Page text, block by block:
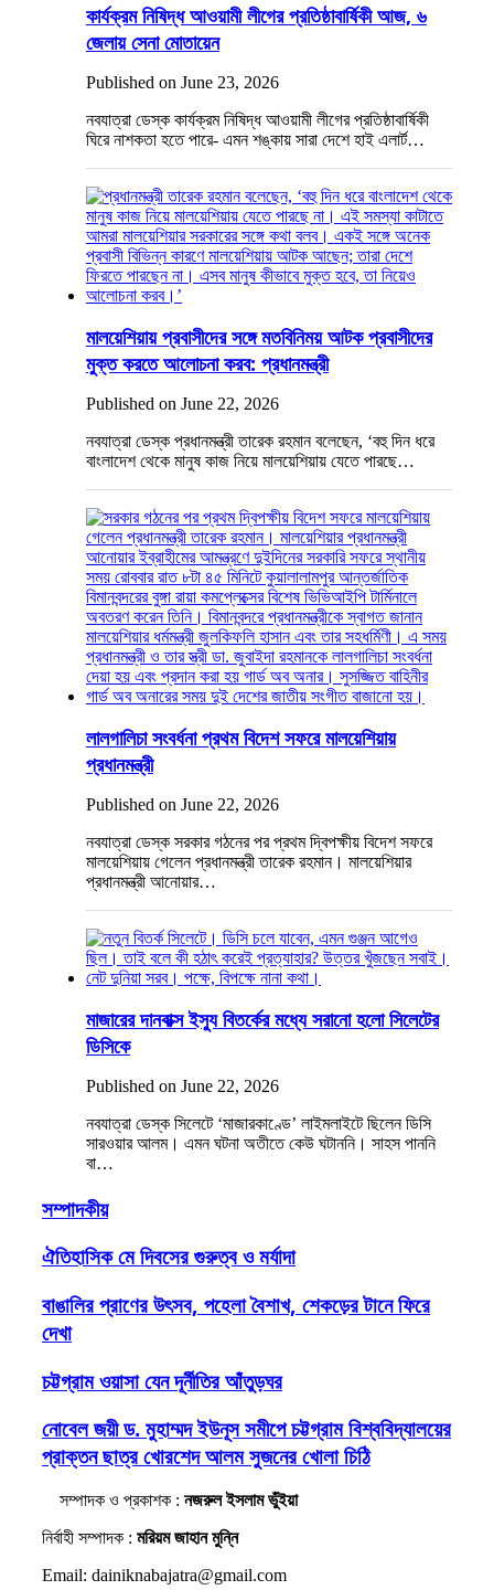
কার্যক্রম নিষিদ্ধ আওয়ামী লীগের প্রতিষ্ঠাবার্ষিকী আজ, ৬
জেলায় সেনা মোতায়েন
Published on June 23, 2026
নবযাত্রা ডেস্ক কার্যক্রম নিষিদ্ধ আওয়ামী লীগের প্রতিষ্ঠাবার্ষিকী
ঘিরে নাশকতা হতে পারে- এমন শঙ্কায় সারা দেশে হাই এলার্ট…
মালয়েশিয়ায় প্রবাসীদের সঙ্গে মতবিনিময় আটক প্রবাসীদের
মুক্ত করতে আলোচনা করব: প্রধানমন্ত্রী
Published on June 22, 2026
নবযাত্রা ডেস্ক প্রধানমন্ত্রী তারেক রহমান বলেছেন, ‘বহু দিন ধরে
বাংলাদেশ থেকে মানুষ কাজ নিয়ে মালয়েশিয়ায় যেতে পারছে…
লালগালিচা সংবর্ধনা প্রথম বিদেশ সফরে মালয়েশিয়ায়
প্রধানমন্ত্রী
Published on June 22, 2026
নবযাত্রা ডেস্ক সরকার গঠনের পর প্রথম দ্বিপক্ষীয় বিদেশ সফরে
মালয়েশিয়ায় গেলেন প্রধানমন্ত্রী তারেক রহমান। মালয়েশিয়ার
প্রধানমন্ত্রী আনোয়ার…
মাজারের দানবাক্স ইস্যু বিতর্কের মধ্যে সরানো হলো সিলেটের
ডিসিকে
Published on June 22, 2026
নবযাত্রা ডেস্ক সিলেটে ‘মাজারকাণ্ডে’ লাইমলাইটে ছিলেন ডিসি
সারওয়ার আলম। এমন ঘটনা অতীতে কেউ ঘটাননি। সাহস পাননি
বা…
সম্পাদকীয়
ঐতিহাসিক মে দিবসের গুরুত্ব ও মর্যাদা
বাঙালির প্রাণের উৎসব, পহেলা বৈশাখ, শেকড়ের টানে ফিরে
দেখা
চট্টগ্রাম ওয়াসা যেন দূর্নীতির আঁতুড়ঘর
নোবেল জয়ী ড. মুহাম্মদ ইউনূস সমীপে চট্টগ্রাম বিশ্ববিদ্যালয়ের
প্রাক্তন ছাত্র খোরশেদ আলম সুজনের খোলা চিঠি
সম্পাদক ও প্রকাশক : নজরুল ইসলাম ভুঁইয়া
নির্বাহী সম্পাদক : মরিয়ম জাহান মুন্নি
Email: dainiknabajatra@gmail.com